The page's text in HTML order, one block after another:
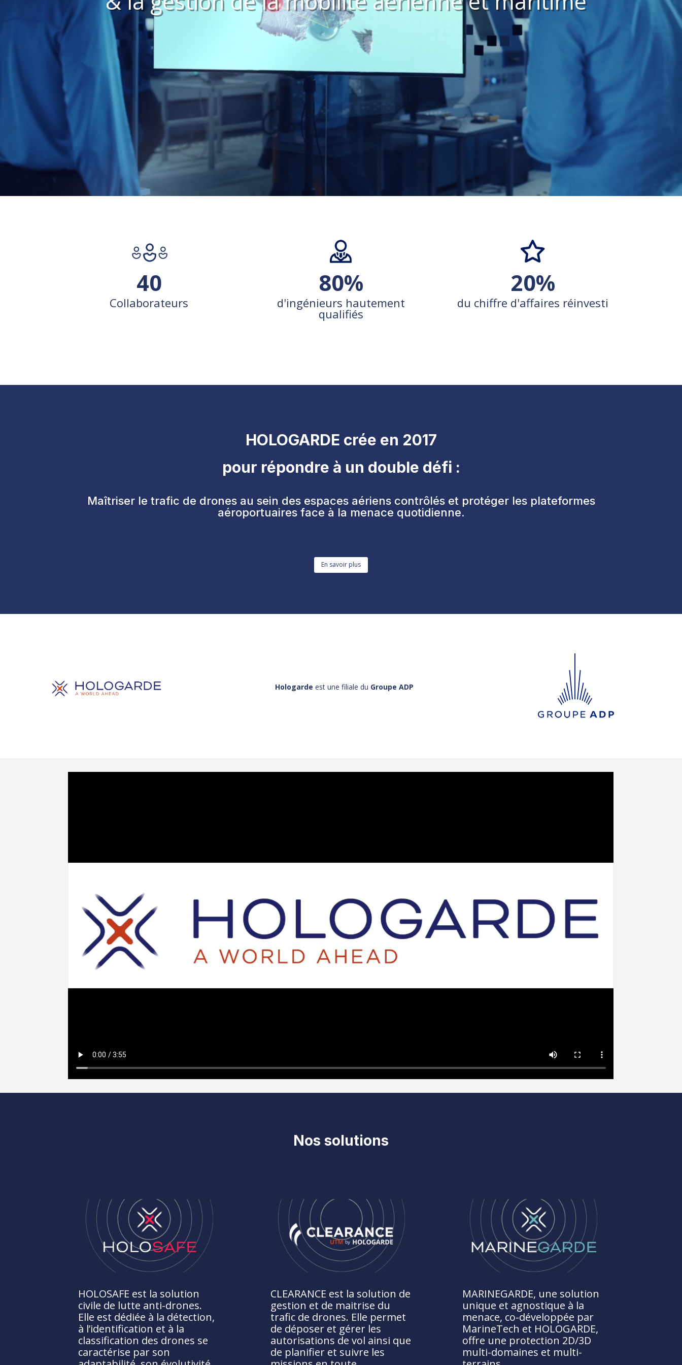
40
Collaborateurs
80%
d'ingénieurs hautement
qualifiés
20%
du chiffre d'affaires réinvesti
HOLOGARDE crée en 2017
pour répondre à un double défi :
Maîtriser le trafic de drones au sein des espaces aériens contrôlés et protéger les plateformes
aéroportuaires face à la menace quotidienne.
En savoir plus
Hologarde est une filiale du Groupe ADP
Nos solutions
HOLOSAFE est la solution
civile de lutte anti-drones.
Elle est dédiée à la détection,
à l’identification et à la
classification des drones se
caractérise par son
CLEARANCE est la solution de
gestion et de maitrise du
trafic de drones. Elle permet
de déposer et gérer les
autorisations de vol ainsi que
de planifier et suivre les
MARINEGARDE, une solution
unique et agnostique à la
menace, co-développée par
MarineTech et HOLOGARDE,
offre une protection 2D/3D
multi-domaines et multi-